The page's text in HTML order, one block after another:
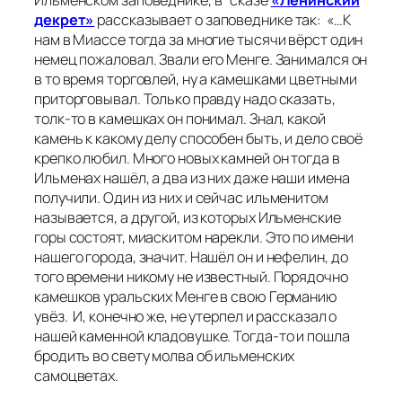
декрет» рассказывает о заповеднике так: «…К
нам в Миассе тогда за многие тысячи вёрст один
немец пожаловал. Звали его Менге. Занимался он
в то время торговлей, ну а камешками цветными
приторговывал. Только правду надо сказать,
толк-то в камешках он понимал. Знал, какой
камень к какому делу способен быть, и дело своё
крепко любил. Много новых камней он тогда в
Ильменах нашёл, а два из них даже наши имена
получили. Один из них и сейчас ильменитом
называется, а другой, из которых Ильменские
горы состоят, миаскитом нарекли. Это по имени
нашего города, значит. Нашёл он и нефелин, до
того времени никому не известный. Порядочно
камешков уральских Менге в свою Германию
увёз. И, конечно же, не утерпел и рассказал о
нашей каменной кладовушке. Тогда-то и пошла
бродить во свету молва об ильменских
самоцветах.